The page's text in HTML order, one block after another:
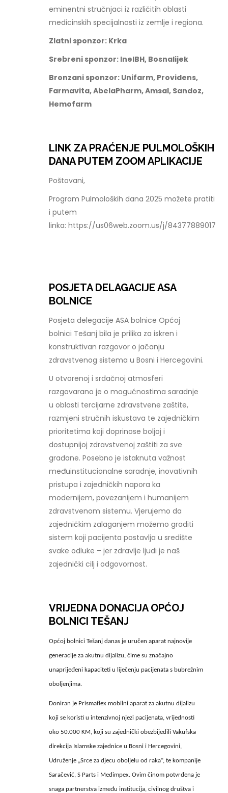
eminentni stručnjaci iz različitih oblasti
medicinskih specijalnosti iz zemlje i regiona.
Zlatni sponzor: Krka
Srebreni sponzor: InelBH, Bosnalijek
Bronzani sponzor: Unifarm, Providens,
Farmavita, AbelaPharm, Amsal, Sandoz,
Hemofarm
LINK ZA PRAĆENJE PULMOLOŠKIH
DANA PUTEM ZOOM APLIKACIJE
Poštovani,
Program Pulmoloških dana 2025 možete pratiti
i putem
linka: https://us06web.zoom.us/j/84377889017
POSJETA DELAGACIJE ASA
BOLNICE
Posjeta delegacije ASA bolnice Općoj
bolnici Tešanj bila je prilika za iskren i
konstruktivan razgovor o jačanju
zdravstvenog sistema u Bosni i Hercegovini.
U otvorenoj i srdačnoj atmosferi
razgovarano je o mogućnostima saradnje
u oblasti tercijarne zdravstvene zaštite,
razmjeni stručnih iskustava te zajedničkim
prioritetima koji doprinose boljoj i
dostupnijoj zdravstvenoj zaštiti za sve
građane. Posebno je istaknuta važnost
međuinstitucionalne saradnje, inovativnih
pristupa i zajedničkih napora ka
modernijem, povezanijem i humanijem
zdravstvenom sistemu. Vjerujemo da
zajedničkim zalaganjem možemo graditi
sistem koji pacijenta postavlja u središte
svake odluke – jer zdravlje ljudi je naš
zajednički cilj i odgovornost.
VRIJEDNA DONACIJA OPĆOJ
BOLNICI TEŠANJ
Općoj bolnici Tešanj danas je uručen aparat najnovije
generacije za akutnu dijalizu, čime su značajno
unaprijeđeni kapaciteti u liječenju pacijenata s bubrežnim
oboljenjima.
Doniran je Prismaflex mobilni aparat za akutnu dijalizu
koji se koristi u intenzivnoj njezi pacijenata, vrijednosti
oko 50.000 KM, koji su zajednički obezbijedili Vakufska
direkcija Islamske zajednice u Bosni i Hercegovini,
Udruženje „Srce za djecu oboljelu od raka“, te kompanije
Saračević, S Parts i Medimpex. Ovim činom potvrđena je
snaga partnerstva između institucija, civilnog društva i